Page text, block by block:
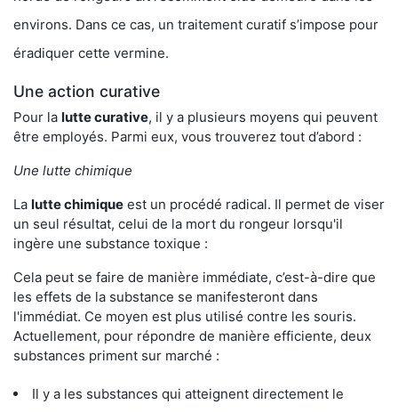
environs. Dans ce cas, un traitement curatif s’impose pour
éradiquer cette vermine.
Une action curative
Pour la lutte curative, il y a plusieurs moyens qui peuvent
être employés. Parmi eux, vous trouverez tout d’abord :
Une lutte chimique
La lutte chimique est un procédé radical. Il permet de viser
un seul résultat, celui de la mort du rongeur lorsqu'il
ingère une substance toxique :
Cela peut se faire de manière immédiate, c’est-à-dire que
les effets de la substance se manifesteront dans
l'immédiat. Ce moyen est plus utilisé contre les souris.
Actuellement, pour répondre de manière efficiente, deux
substances priment sur marché :
Il y a les substances qui atteignent directement le